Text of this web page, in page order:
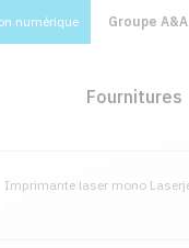
numérique Groupe
Fournitures
Imprimante laser mono